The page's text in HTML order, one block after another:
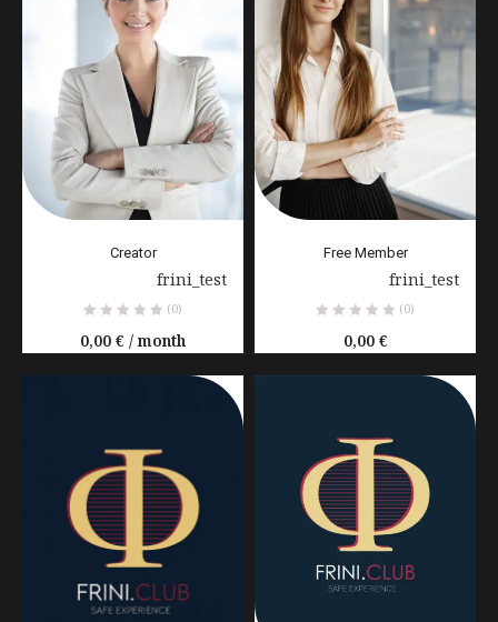
Creator
frini_test
(0)
0,00 € / month
Free Member
frini_test
(0)
0,00 €